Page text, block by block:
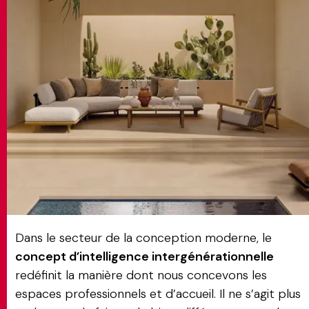
RECHERCHE
ESPACE RÉSERVÉ
Dans le secteur de la conception moderne, le
concept d’intelligence intergénérationnelle
redéfinit la manière dont nous concevons les
espaces professionnels et d’accueil. Il ne s’agit plus